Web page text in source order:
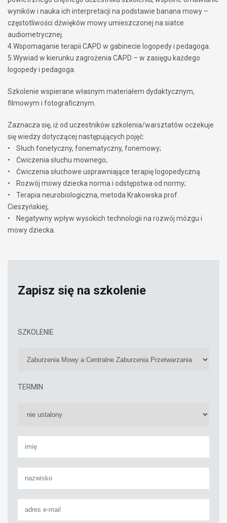
wyników i nauka ich interpretacji na podstawie banana mowy –
częstotliwości dźwięków mowy umieszczonej na siatce
audiometrycznej.
4.Wspomaganie terapii CAPD w gabinecie logopedy i pedagoga.
5.Wywiad w kierunku zagrożenia CAPD – w zasięgu każdego
logopedy i pedagoga.
Szkolenie wspierane własnym materiałem dydaktycznym,
filmowym i fotograficznym.
Zaznacza się, iż od uczestników szkolenia/warsztatów oczekuje
się wiedzy dotyczącej następujących pojęć:
• Słuch fonetyczny, fonematyczny, fonemowy;
• Ćwiczenia słuchu mownego;
• Ćwiczenia słuchowe usprawniające terapię logopedyczną.
• Rozwój mowy dziecka norma i odstępstwa od normy;
• Terapia neurobiologiczna, metoda Krakowska prof.
Cieszyńskiej;
• Negatywny wpływ wysokich technologii na rozwój mózgu i
mowy dziecka.
Zapisz się na szkolenie
SZKOLENIE
TERMIN